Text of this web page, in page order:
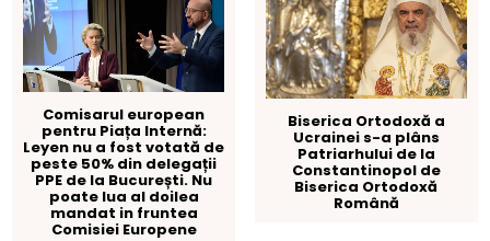
Comisarul european
pentru Piața Internă:
Leyen nu a fost votată de
peste 50% din delegații
PPE de la București. Nu
poate lua al doilea
mandat in fruntea
Comisiei Europene
Biserica Ortodoxă a
Ucrainei s-a plâns
Patriarhului de la
Constantinopol de
Biserica Ortodoxă
Română